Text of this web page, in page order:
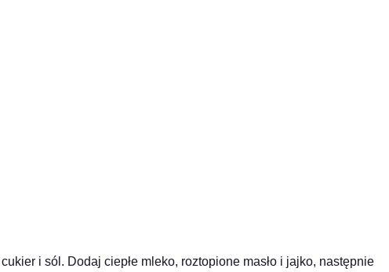
i sól. Dodaj ciepłe mleko, roztopione masło i jajko, następnie